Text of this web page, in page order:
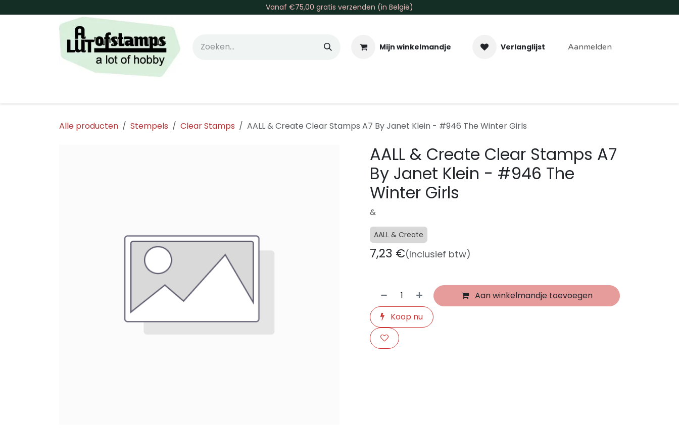
Vanaf €75,00 gratis verzenden (in België)
Mijn winkelmandje Verlanglijst Aanmelden
Alle producten Stempels Clear Stamps AALL & Create Clear Stamps A7 By Janet Klein - #946 The Winter Girls
AALL & Create Clear Stamps A7
By Janet Klein - #946 The
Winter Girls
&
AALL & Create
7,23 €(Inclusief btw)
Aan winkelmandje toevoegen
Koop nu